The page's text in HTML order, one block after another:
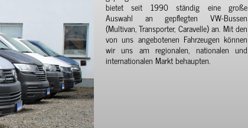
bietet seit 1990 ständig eine große
Auswahl an gepflegten VW-Bussen
(Multivan, Transporter, Caravelle) an. Mit den
von uns angebotenen Fahrzeugen können
wir uns am regionalen, nationalen und
internationalen Markt behaupten.